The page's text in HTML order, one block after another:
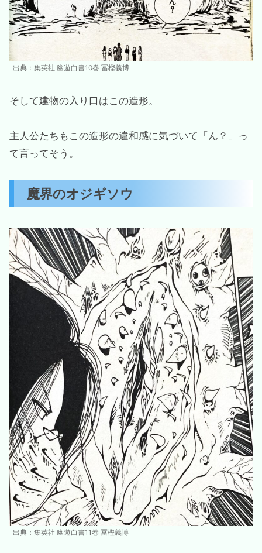
出典：集英社 幽遊白書10巻 冨樫義博
そして建物の入り口はこの造形。
主人公たちもこの造形の違和感に気づいて「ん？」っ
て言ってそう。
魔界のオジギソウ
出典：集英社 幽遊白書11巻 冨樫義博